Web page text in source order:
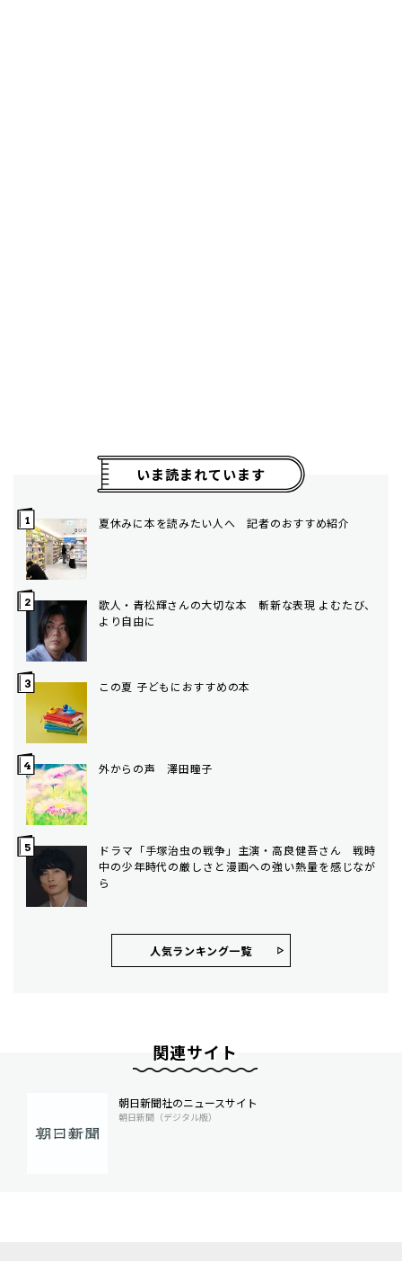
いま読まれています
夏休みに本を読みたい人へ 記者のおすすめ紹介
歌人・青松輝さんの大切な本 斬新な表現 よむたび、
より自由に
この夏 子どもにおすすめの本
外からの声 澤田瞳子
ドラマ「手塚治虫の戦争」主演・高良健吾さん 戦時
中の少年時代の厳しさと漫画への強い熱量を感じなが
ら
人気ランキング⼀覧
関連サイト
朝日新聞社のニュースサイト
朝日新聞（デジタル版）